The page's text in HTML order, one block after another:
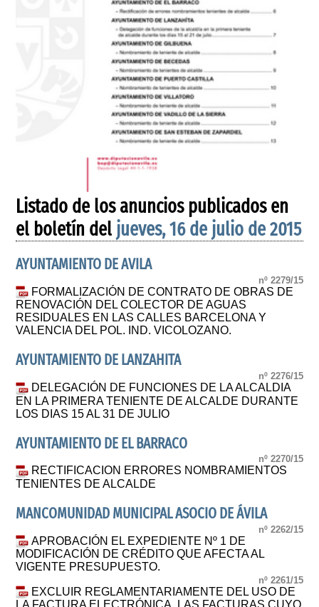
Listado de los anuncios publicados en
el boletín del jueves, 16 de julio de 2015
AYUNTAMIENTO DE AVILA
nº 2279/15
FORMALIZACIÓN DE CONTRATO DE OBRAS DE
RENOVACIÓN DEL COLECTOR DE AGUAS
RESIDUALES EN LAS CALLES BARCELONA Y
VALENCIA DEL POL. IND. VICOLOZANO.
AYUNTAMIENTO DE LANZAHITA
nº 2276/15
DELEGACIÓN DE FUNCIONES DE LA ALCALDIA
EN LA PRIMERA TENIENTE DE ALCALDE DURANTE
LOS DIAS 15 AL 31 DE JULIO
AYUNTAMIENTO DE EL BARRACO
nº 2270/15
RECTIFICACION ERRORES NOMBRAMIENTOS
TENIENTES DE ALCALDE
MANCOMUNIDAD MUNICIPAL ASOCIO DE ÁVILA
nº 2262/15
APROBACIÓN EL EXPEDIENTE Nº 1 DE
MODIFICACIÓN DE CRÉDITO QUE AFECTA AL
VIGENTE PRESUPUESTO.
nº 2261/15
EXCLUIR REGLAMENTARIAMENTE DEL USO DE